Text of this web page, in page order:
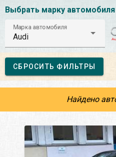
Выбрать марку автомобиля
Марка автомобиля
Audi
СБРОСИТЬ ФИЛЬТРЫ
Найдено